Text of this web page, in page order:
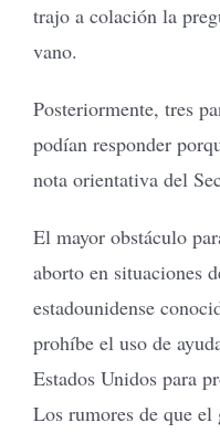
trajo a colación la
vano.
Posteriormente, tres
podían responder
nota orientativa del
El mayor obstáculo
aborto en situaciones
estadounidense
prohíbe el uso de
Estados Unidos para
Los rumores de que el